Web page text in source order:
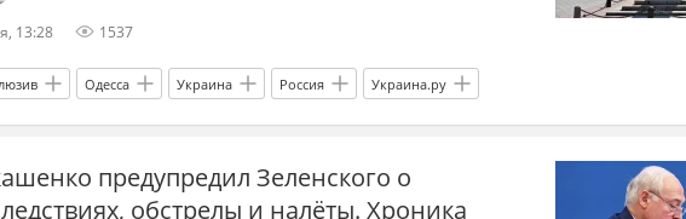
13:28 1537
Одесса Украина Россия Украина.ру
предупредил Зеленского о
обстрелы и налёты. Хроника